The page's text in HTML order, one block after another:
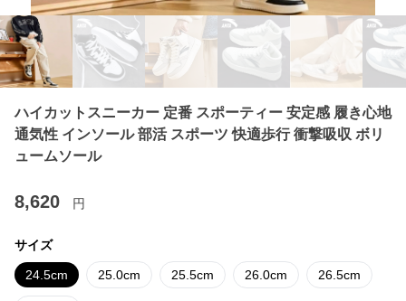
ハイカットスニーカー 定番 スポーティー 安定感 履き心地
通気性 インソール 部活 スポーツ 快適歩行 衝撃吸収 ボリ
ュームソール
8,620 円
サイズ
24.5cm 25.0cm 25.5cm 26.0cm 26.5cm